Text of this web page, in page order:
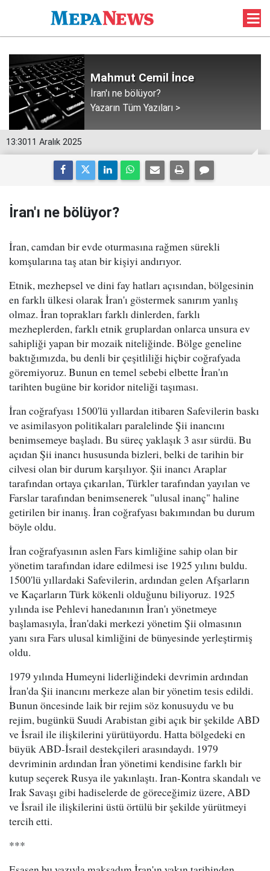
Mahmut Cemil İnce
İran'ı ne bölüyor?
Yazarın Tüm Yazıları >
13:3011 Aralık 2025
İran'ı ne bölüyor?
İran, camdan bir evde oturmasına rağmen sürekli
komşularına taş atan bir kişiyi andırıyor.
Etnik, mezhepsel ve dini fay hatları açısından, bölgesinin
en farklı ülkesi olarak İran'ı göstermek sanırım yanlış
olmaz. İran toprakları farklı dinlerden, farklı
mezheplerden, farklı etnik gruplardan onlarca unsura ev
sahipliği yapan bir mozaik niteliğinde. Bölge geneline
baktığımızda, bu denli bir çeşitliliği hiçbir coğrafyada
göremiyoruz. Bunun en temel sebebi elbette İran'ın
tarihten bugüne bir koridor niteliği taşıması.
İran coğrafyası 1500'lü yıllardan itibaren Safevilerin baskı
ve asimilasyon politikaları paralelinde Şii inancını
benimsemeye başladı. Bu süreç yaklaşık 3 asır sürdü. Bu
açıdan Şii inancı hususunda bizleri, belki de tarihin bir
cilvesi olan bir durum karşılıyor. Şii inancı Araplar
tarafından ortaya çıkarılan, Türkler tarafından yayılan ve
Farslar tarafından benimsenerek "ulusal inanç" haline
getirilen bir inanış. İran coğrafyası bakımından bu durum
böyle oldu.
İran coğrafyasının aslen Fars kimliğine sahip olan bir
yönetim tarafından idare edilmesi ise 1925 yılını buldu.
1500'lü yıllardaki Safevilerin, ardından gelen Afşarların
ve Kaçarların Türk kökenli olduğunu biliyoruz. 1925
yılında ise Pehlevi hanedanının İran'ı yönetmeye
başlamasıyla, İran'daki merkezi yönetim Şii olmasının
yanı sıra Fars ulusal kimliğini de bünyesinde yerleştirmiş
oldu.
1979 yılında Humeyni liderliğindeki devrimin ardından
İran'da Şii inancını merkeze alan bir yönetim tesis edildi.
Bunun öncesinde laik bir rejim söz konusuydu ve bu
rejim, bugünkü Suudi Arabistan gibi açık bir şekilde ABD
ve İsrail ile ilişkilerini yürütüyordu. Hatta bölgedeki en
büyük ABD-İsrail destekçileri arasındaydı. 1979
devriminin ardından İran yönetimi kendisine farklı bir
kutup seçerek Rusya ile yakınlaştı. Iran-Kontra skandalı ve
Irak Savaşı gibi hadiselerde de göreceğimiz üzere, ABD
ve İsrail ile ilişkilerini üstü örtülü bir şekilde yürütmeyi
tercih etti.
***